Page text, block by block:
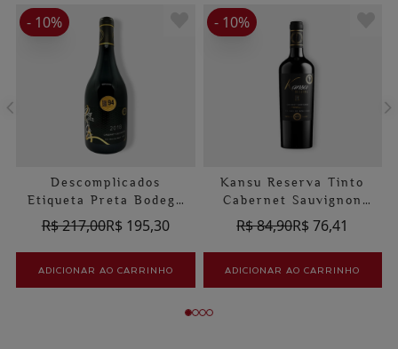
Descomplicados
Etiqueta Preta Bodega
Tagua Tagua Cabernet
Sauvignon
R$ 217,00R$ 195,30
- 10%
ADICIONAR AO CARRINHO
Kansu Reserva Tinto
Cabernet Sauvignon
Bodegas Tagua Tagua
R$ 84,90R$ 76,41
- 10%
ADICIONAR AO CARRINHO